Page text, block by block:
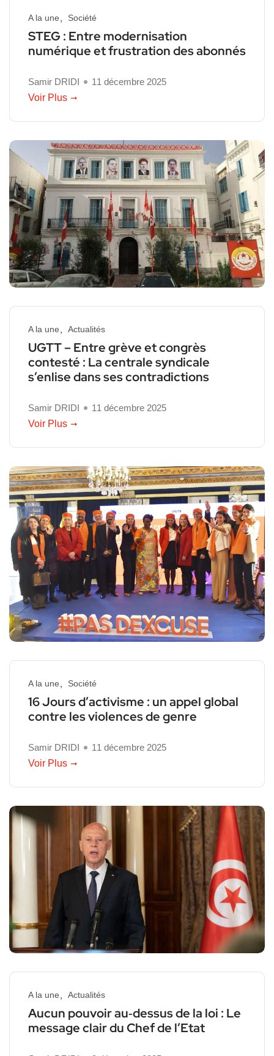
A la une Société
STEG : Entre modernisation
numérique et frustration des abonnés
Samir DRIDI
11 décembre 2025
Voir Plus
A la une Actualités
UGTT – Entre grève et congrès
contesté : La centrale syndicale
s’enlise dans ses contradictions
Samir DRIDI
11 décembre 2025
Voir Plus
A la une Société
16 Jours d’activisme : un appel global
contre les violences de genre
Samir DRIDI
11 décembre 2025
Voir Plus
A la une Actualités
Aucun pouvoir au‑dessus de la loi : Le
message clair du Chef de l’Etat